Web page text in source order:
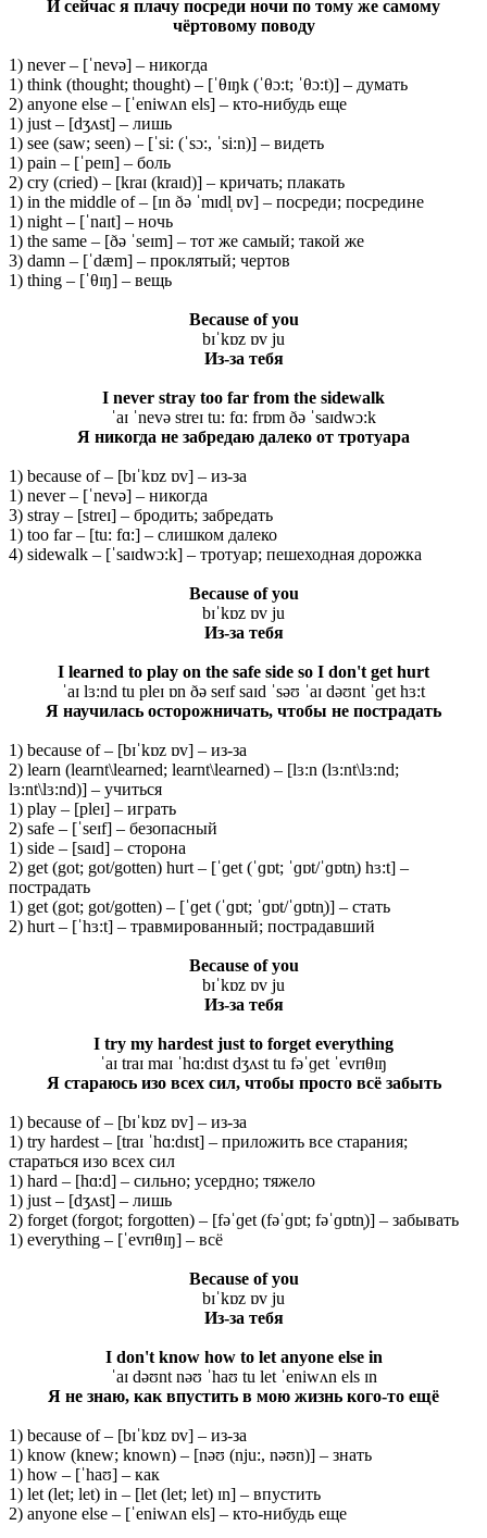
И сейчас я плачу посреди ночи по тому же самому
чёртовому поводу
1) never – [ˈnevə] – никогда
1) think (thought; thought) – [ˈθɪŋk (ˈθɔ:t; ˈθɔ:t)] – думать
2) anyone else – [ˈeniwʌn els] – кто-нибудь еще
1) just – [dʒʌst] – лишь
1) see (saw; seen) – [ˈsi: (ˈsɔ:, ˈsi:n)] – видеть
1) pain – [ˈpeɪn] – боль
2) cry (cried) – [kraɪ (kraɪd)] – кричать; плакать
1) in the middle of – [ɪn ðə ˈmɪdl̩ ɒv] – посреди; посредине
1) night – [ˈnaɪt] – ночь
1) the same – [ðə ˈseɪm] – тот же самый; такой же
3) damn – [ˈdæm] – проклятый; чертов
1) thing – [ˈθɪŋ] – вещь
Because of you
bɪˈkɒz ɒv ju
Из-за тебя
I never stray too far from the sidewalk
ˈaɪ ˈnevə streɪ tu: fɑ: frɒm ðə ˈsaɪdwɔ:k
Я никогда не забредаю далеко от тротуара
1) because of – [bɪˈkɒz ɒv] – из-за
1) never – [ˈnevə] – никогда
3) stray – [streɪ] – бродить; забредать
1) too far – [tu: fɑ:] – слишком далеко
4) sidewalk – [ˈsaɪdwɔ:k] – тротуар; пешеходная дорожка
Because of you
bɪˈkɒz ɒv ju
Из-за тебя
I learned to play on the safe side so I don't get hurt
ˈaɪ lɜ:nd tu pleɪ ɒn ðə seɪf saɪd ˈsəʊ ˈaɪ dəʊnt ˈɡet hɜ:t
Я научилась осторожничать, чтобы не пострадать
1) because of – [bɪˈkɒz ɒv] – из-за
2) learn (learnt\learned; learnt\learned) – [lɜ:n (lɜ:nt\lɜ:nd;
lɜ:nt\lɜ:nd)] – учиться
1) play – [pleɪ] – играть
2) safe – [ˈseɪf] – безопасный
1) side – [saɪd] – сторона
2) get (got; got/gotten) hurt – [ˈɡet (ˈɡɒt; ˈɡɒt/ˈɡɒtn̩) hɜ:t] –
пострадать
1) get (got; got/gotten) – [ˈɡet (ˈɡɒt; ˈɡɒt/ˈɡɒtn̩)] – стать
2) hurt – [ˈhɜ:t] – травмированный; пострадавший
Because ofyou
bɪˈkɒz ɒv ju
Из-за тебя
I try my hardest just to forget everything
ˈaɪ traɪ maɪ ˈhɑ:dɪst dʒʌst tu fəˈɡet ˈevrɪθɪŋ
Я стараюсь изо всех сил, чтобы просто всё забыть
1) because of – [bɪˈkɒz ɒv] – из-за
1) try hardest – [traɪ ˈhɑ:dɪst] – приложить все старания;
стараться изо всех сил
1) hard – [hɑ:d] – сильно; усердно; тяжело
1) just – [dʒʌst] – лишь
2) forget (forgot; forgotten) – [fəˈɡet (fəˈɡɒt; fəˈɡɒtn̩)] – забывать
1) everything – [ˈevrɪθɪŋ] – всё
Because of you
bɪˈkɒz ɒv ju
Из-за тебя
I don't know how to let anyone else in
ˈaɪ dəʊnt nəʊ ˈhaʊ tu let ˈeniwʌn els ɪn
Я не знаю, как впустить в мою жизнь кого-то ещё
1) because of – [bɪˈkɒz ɒv] – из-за
1) know (knew; known) – [nəʊ (nju:, nəʊn)] – знать
1) how – [ˈhaʊ] – как
1) let (let; let) in – [let (let; let) ɪn] – впустить
2) anyone else – [ˈeniwʌn els] – кто-нибудь еще